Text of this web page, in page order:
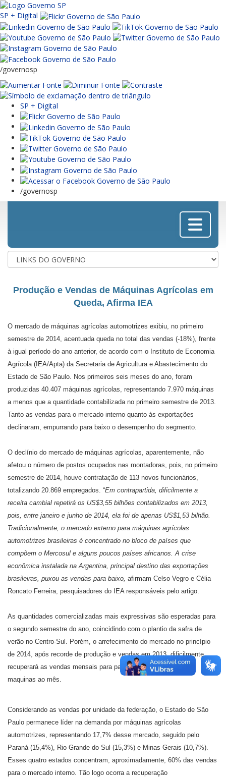
SP + Digital
/governosp
SP + Digital
/governosp
Menu
Produção e Vendas de Máquinas Agrícolas em
Queda, Afirma IEA
O mercado de máquinas agrícolas automotrizes exibiu, no primeiro
semestre de 2014, acentuada queda no total das vendas (-18%), frente
à igual período do ano anterior, de acordo com o Instituto de Economia
Agrícola (IEA/Apta) da Secretaria de Agricultura e Abastecimento do
Estado de São Paulo. Nos primeiros seis meses do ano, foram
produzidas 40.407 máquinas agrícolas, representando 7.970 máquinas
a menos que a quantidade contabilizada no primeiro semestre de 2013.
Tanto as vendas para o mercado interno quanto às exportações
declinaram, empurrando para baixo o desempenho do segmento.
O declínio do mercado de máquinas agrícolas, aparentemente, não
afetou o número de postos ocupados nas montadoras, pois, no primeiro
semestre de 2014, houve contratação de 113 novos funcionários,
totalizando 20.869 empregados. “Em contrapartida, dificilmente a
receita cambial repetirá os US$3,55 bilhões contabilizados em 2013,
pois, entre janeiro e junho de 2014, ela foi de apenas US$1,53 bilhão.
Tradicionalmente, o mercado externo para máquinas agrícolas
automotrizes brasileiras é concentrado no bloco de países que
compõem o Mercosul e alguns poucos países africanos. A crise
econômica instalada na Argentina, principal destino das exportações
brasileiras, puxou as vendas para baixo, afirmam Celso Vegro e Célia
Roncato Ferreira, pesquisadores do IEA responsáveis pelo artigo.
As quantidades comercializadas mais expressivas são esperadas para
o segundo semestre do ano, coincidindo com o plantio da safra de
verão no Centro-Sul. Porém, o arrefecimento do mercado no princípio
de 2014, após recorde de produção e vendas em 2013, dificilmente
recuperará as vendas mensais para patamares acima das 6 mil
maquinas ao mês.
Considerando as vendas por unidade da federação, o Estado de São
Paulo permanece líder na demanda por máquinas agrícolas
automotrizes, representando 17,7% desse mercado, seguido pelo
Paraná (15,4%), Rio Grande do Sul (15,3%) e Minas Gerais (10,7%).
Esses quatro estados concentram, aproximadamente, 60% das vendas
para o mercado interno. Tão logo ocorra a recuperação